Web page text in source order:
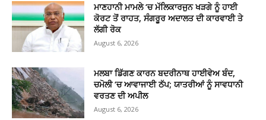
ਮਾਣਹਾਨੀ ਮਾਮਲੇ ‘ਚ ਮੱਲਿਕਾਰਜੁਨ ਖੜਗੇ ਨੂੰ ਹਾਈ
ਕੋਰਟ ਤੋਂ ਰਾਹਤ, ਸੰਗਰੂਰ ਅਦਾਲਤ ਦੀ ਕਾਰਵਾਈ ਤੇ
ਲੱਗੀ ਰੋਕ
August 6, 2026
ਮਲਬਾ ਡਿੱਗਣ ਕਾਰਨ ਬਦਰੀਨਾਥ ਹਾਈਵੇਅ ਬੰਦ,
ਚਮੋਲੀ ‘ਚ ਆਵਾਜਾਈ ਠੱਪ; ਯਾਤਰੀਆਂ ਨੂੰ ਸਾਵਧਾਨੀ
ਵਰਤਣ ਦੀ ਅਪੀਲ
August 6, 2026